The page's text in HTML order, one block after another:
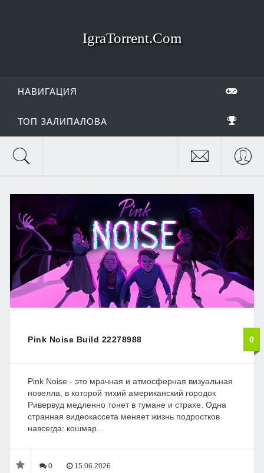
IgraTorrent.Com
НАВИГАЦИЯ
ТОП ЗАЛИПАЛОВА
Pink Noise Build 22278988 0
Pink Noise - это мрачная и атмосферная визуальная
новелла, в которой тихий американский городок
Ривервуд медленно тонет в тумане и страхе. Одна
странная видеокассета меняет жизнь подростков
навсегда: кошмар...
0 15.06.2026